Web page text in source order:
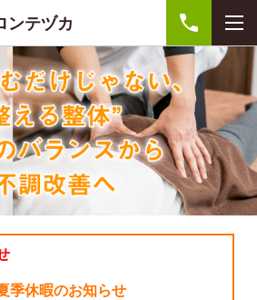
ンテヅカ
季休暇のお知らせ